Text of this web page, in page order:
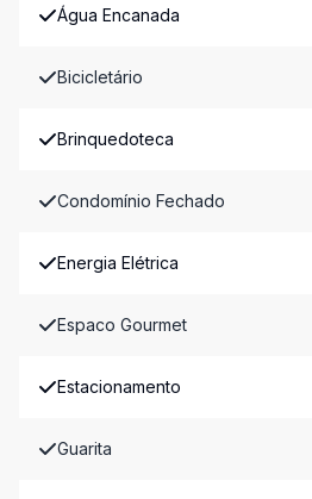
Água Encanada
Bicicletário
Brinquedoteca
Condomínio Fechado
Energia Elétrica
Espaco Gourmet
Estacionamento
Guarita